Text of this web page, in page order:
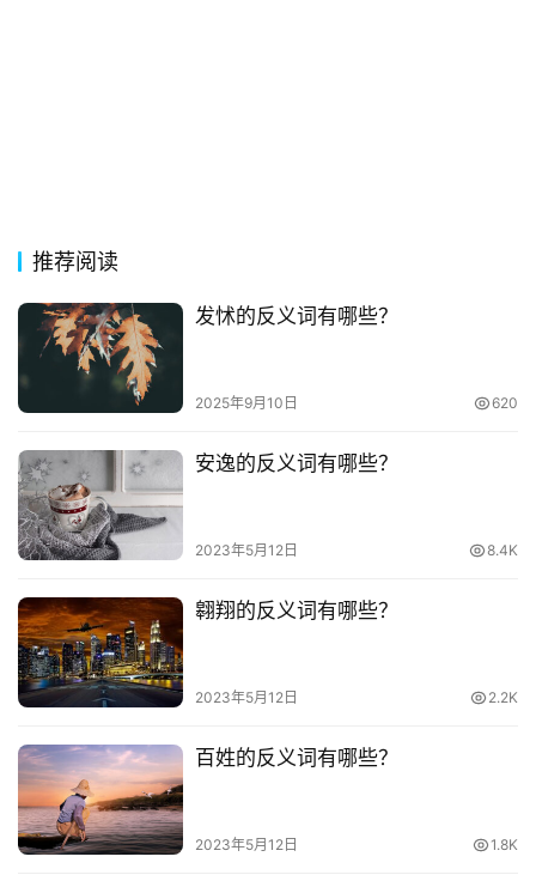
推荐阅读
发怵的反义词有哪些？
2025年9月10日 620
安逸的反义词有哪些？
2023年5月12日 8.4K
翱翔的反义词有哪些？
2023年5月12日 2.2K
百姓的反义词有哪些？
2023年5月12日 1.8K